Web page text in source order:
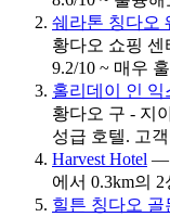
쉐라톤 칭다오
황다오 쇼핑 센
9.2/10 ~ 매우
홀리데이 인
황다오 구 - 지
성급 호텔. 고
Harvest Hotel —
에서 0.3km의
힐튼 칭다오 골